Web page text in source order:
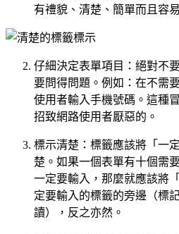
有禮貌、清楚、簡單而且容
仔細決定表單項目：絕對不
要問得問題。例如：在不需
使用者輸入手機號碼。這種
招致網路使用者厭惡的。
標示清楚：標籤應該將「一
楚。如果一個表單有十個需
一定要輸入，那麼就應該將
定要輸入的標籤的旁邊（標
讀），反之亦然。